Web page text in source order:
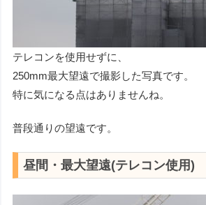
テレコンを使用せずに、
250mm最大望遠で撮影した写真です。
特に気になる点はありませんね。
普段通りの望遠です。
昼間・最大望遠(テレコン使用)